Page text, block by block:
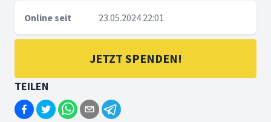
Online seit 23.05.2024 22:01
JETZT SPENDEN!
TEILEN